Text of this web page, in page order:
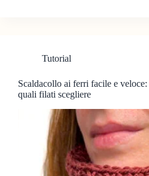
Tutorial
Scaldacollo ai ferri facile e
quali filati scegliere